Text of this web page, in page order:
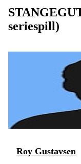
seriespill)
Roy Gustavsen